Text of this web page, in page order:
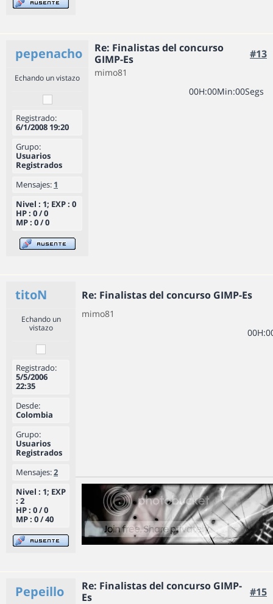
pepenacho
Re: Finalistas del concurso
GIMP-Es
#13
Echando un vistazo
Registrado:
6/1/2008 19:20
Grupo:
Usuarios
Registrados
Mensajes: 1
Nivel : 1; EXP : 0
HP : 0 / 0
MP : 0 / 0
mimo81
00H:00Min:00Segs
titoN Re: Finalistas del concurso GIMP-Es
Echando un
vistazo
Registrado:
5/5/2006
22:35
Desde:
Colombia
Grupo:
Usuarios
Registrados
Mensajes:2
Nivel : 1; EXP
: 2
HP : 0 / 0
MP : 0 / 40
mimo81
00H:0
Pepeillo
Re: Finalistas del concurso GIMP-
Es
#15